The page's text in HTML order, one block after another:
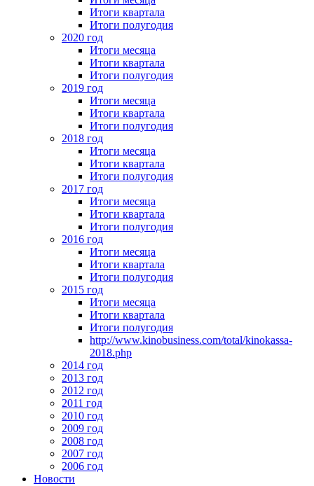
Итоги квартала
Итоги полугодия
2020 год
Итоги месяца
Итоги квартала
Итоги полугодия
2019 год
Итоги месяца
Итоги квартала
Итоги полугодия
2018 год
Итоги месяца
Итоги квартала
Итоги полугодия
2017 год
Итоги месяца
Итоги квартала
Итоги полугодия
2016 год
Итоги месяца
Итоги квартала
Итоги полугодия
2015 год
Итоги месяца
Итоги квартала
Итоги полугодия
http://www.kinobusiness.com/total/kinokassa-
2018.php
2014 год
2013 год
2012 год
2011 год
2010 год
2009 год
2008 год
2007 год
2006 год
Новости